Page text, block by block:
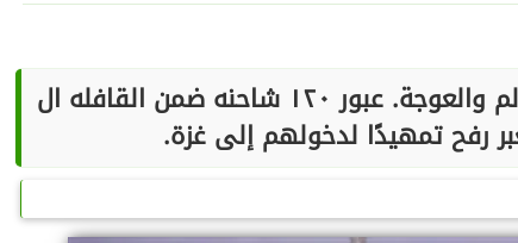
عاجل إسرائيل تعاود فتح معبري كرم ابو سالم والعوجة. عبور ١٢٠ شاحنه ضمن القافله ال